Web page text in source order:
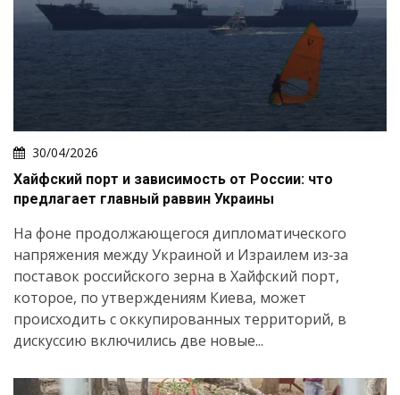
30/04/2026
Хайфский порт и зависимость от России: что
предлагает главный раввин Украины
На фоне продолжающегося дипломатического
напряжения между Украиной и Израилем из‑за
поставок российского зерна в Хайфский порт,
которое, по утверждениям Киева, может
происходить с оккупированных территорий, в
дискуссию включились две новые...